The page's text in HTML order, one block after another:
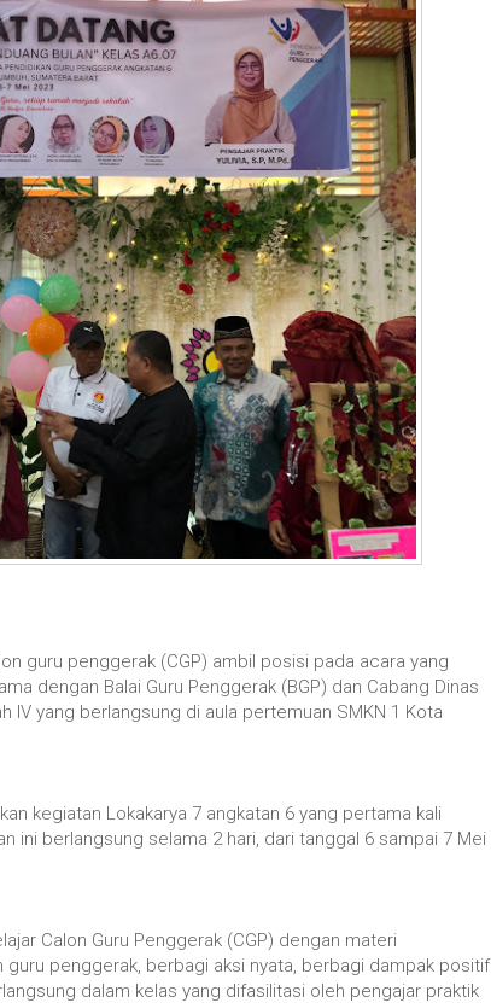
guru penggerak (CGP) ambil posisi pada acara yang
dengan Balai Guru Penggerak (BGP) dan Cabang Dinas
IV yang berlangsung di aula pertemuan SMKN 1 Kota
kegiatan Lokakarya 7 angkatan 6 yang pertama kali
ini berlangsung selama 2 hari, dari tanggal 6 sampai 7 Mei
Calon Guru Penggerak (CGP) dengan materi
penggerak, berbagi aksi nyata, berbagi dampak positif
dalam kelas yang difasilitasi oleh pengajar praktik